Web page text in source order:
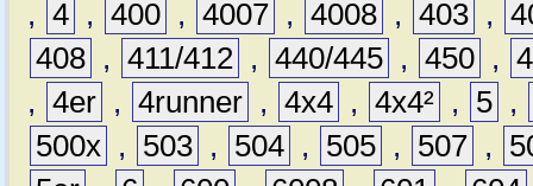
, 4 , 400 , 4007 , 4008 , 403 ,
408 , 411/412 , 440/445 , 450 ,
, 4er , 4runner , 4x4 , 4x4² , 5 ,
500x , 503 , 504 , 505 , 507 ,